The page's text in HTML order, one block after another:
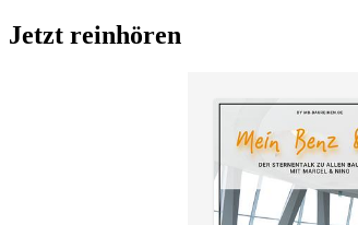
Jetzt reinhören